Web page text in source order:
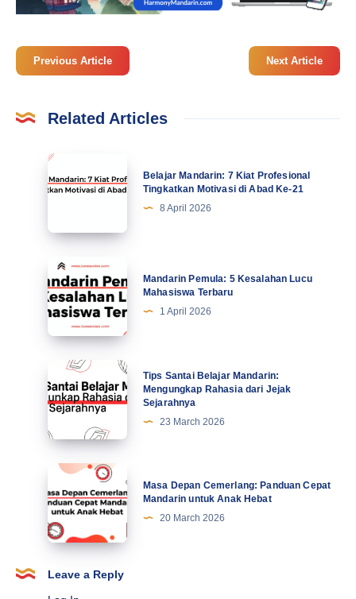
Previous Article Next Article
Related Articles
Belajar
Mandarin:
Profesional
Tingkatkan
Motivasi
di
Abad
Ke-
Belajar Mandarin: 7 Kiat Profesional
Tingkatkan Motivasi di Abad Ke-21
8 April 2026
Mandarin
Pemula:
5
Kesalahan
Lucu
Mahasiswa
Terbaru
Mandarin Pemula: 5 Kesalahan Lucu
Mahasiswa Terbaru
1 April 2026
Tips
Santai
Belajar
Mandarin:
Mengungkap
Rahasia
dari
Jejak
Sejarahnya
Tips Santai Belajar Mandarin:
Mengungkap Rahasia dari Jejak
Sejarahnya
23 March 2026
Masa
Depan
Cemerlang:
Panduan
Cepat
Mandarin
Masa Depan Cemerlang: Panduan Cepat
Mandarin untuk Anak Hebat
20 March 2026
Leave a Reply